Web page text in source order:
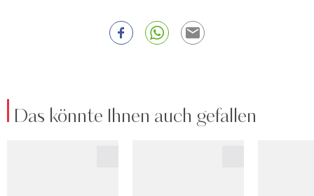
Das könnte Ihnen auch gefallen